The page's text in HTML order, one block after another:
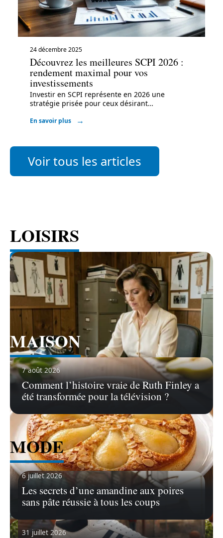
24 décembre 2025
Découvrez les meilleures SCPI 2026 :
rendement maximal pour vos
investissements
Investir en SCPI représente en 2026 une
stratégie prisée pour ceux désirant…
En savoir plus
Voir tous les articles
LOISIRS
7 août 2026
Comment l’histoire vraie de Ruth Finley a
été transformée pour la télévision ?
31 juillet 2026
Voir tous les articles
MAISON
6 juillet 2026
Les secrets d’une amandine aux poires
sans pâte réussie à tous les coups
Voir tous les articles
MODE